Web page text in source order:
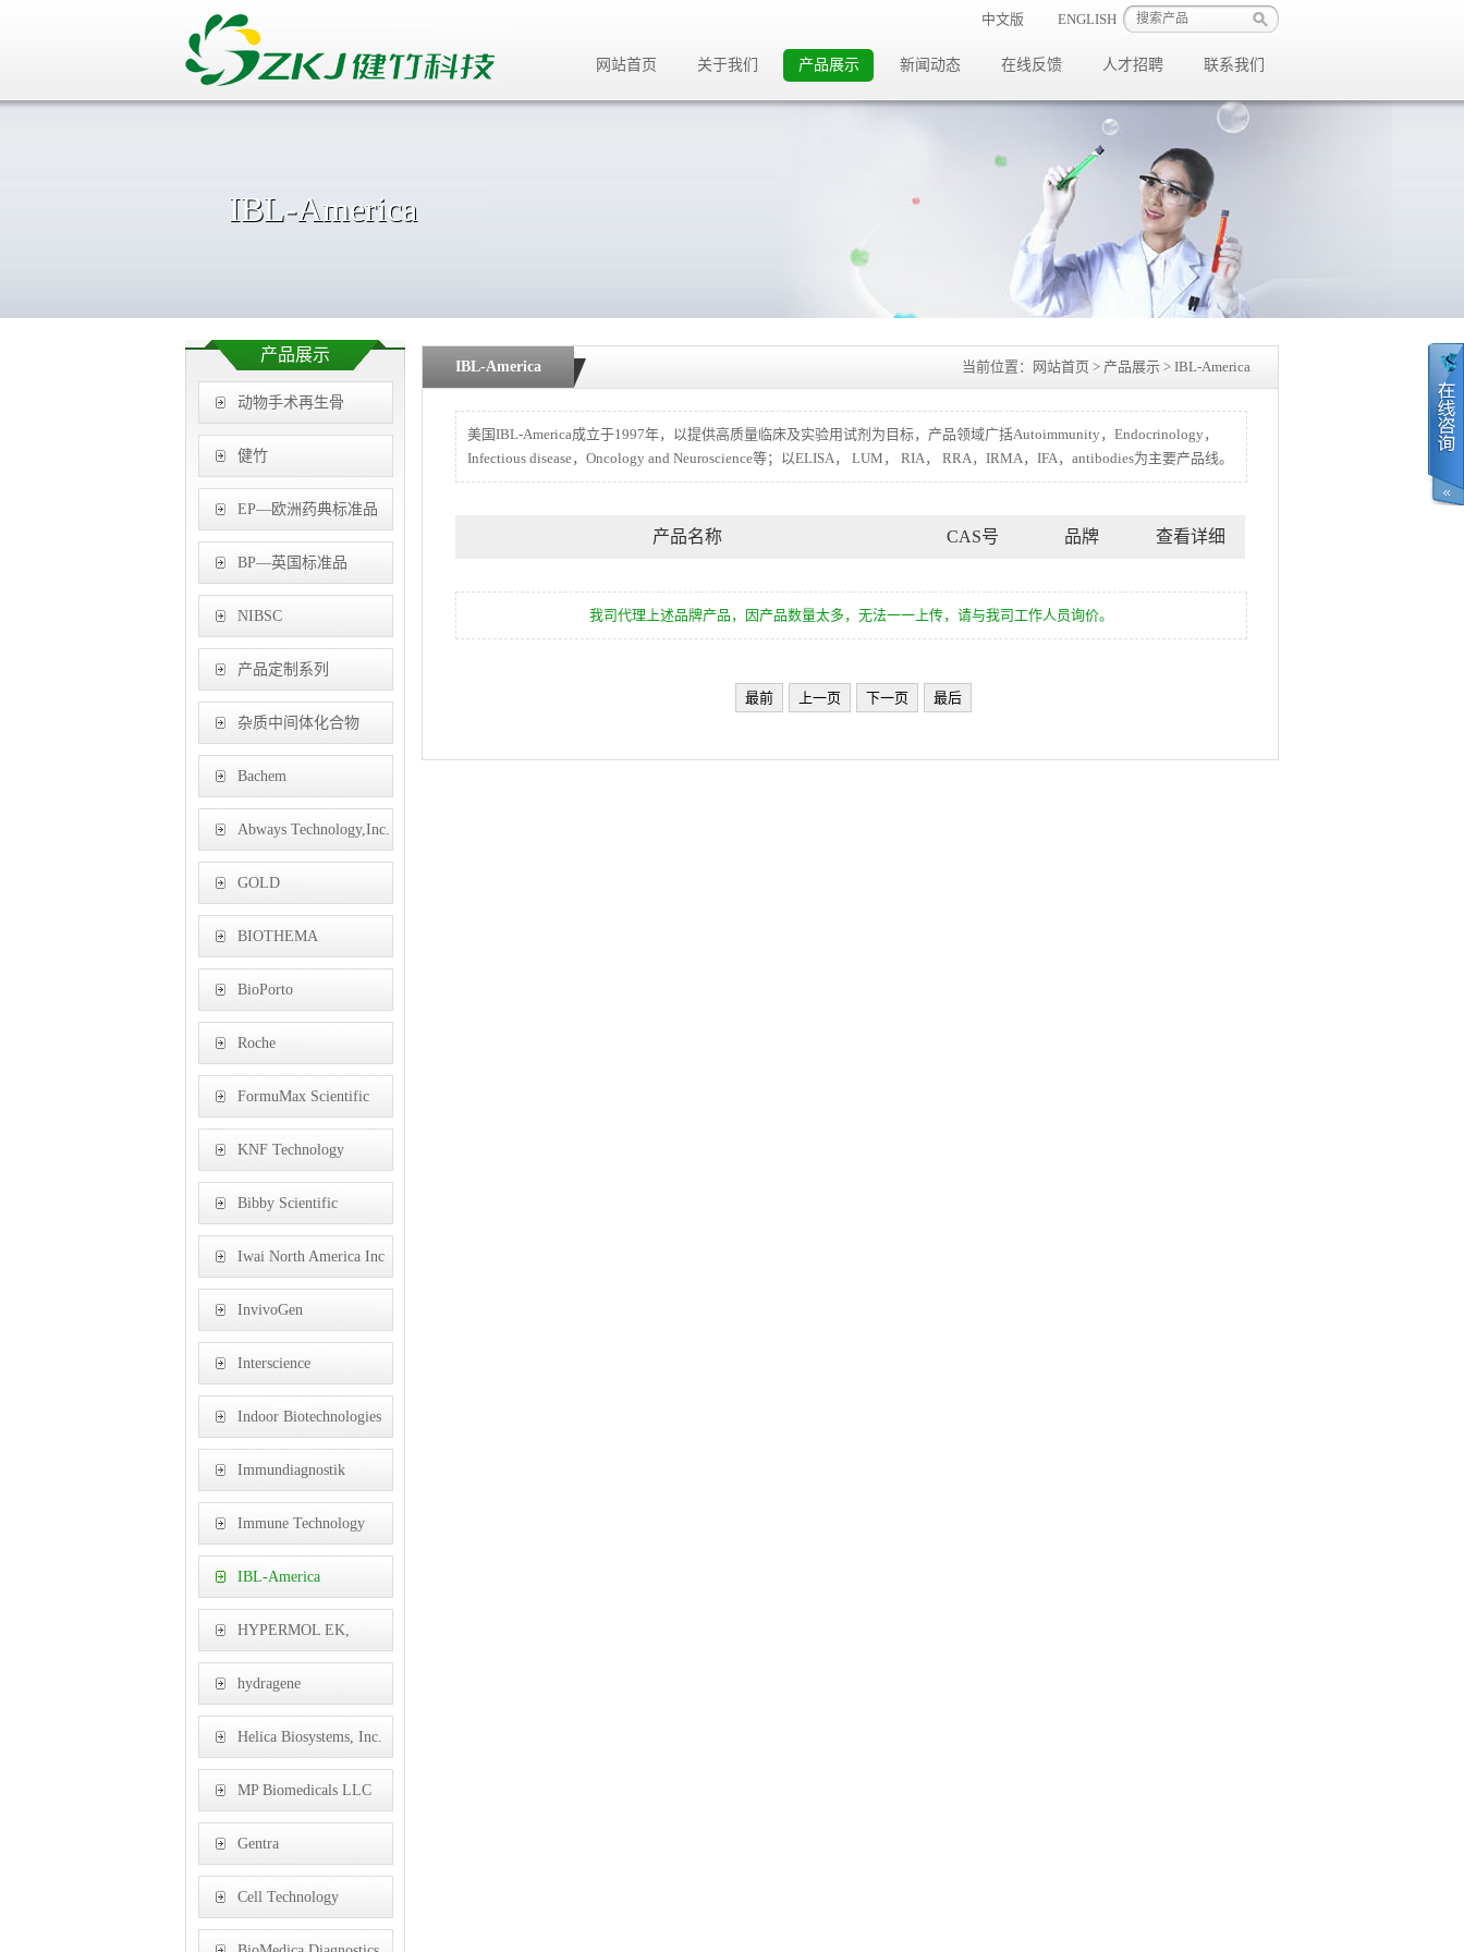
中文版 ENGLISH
网站首页 关于我们 产品展示 新闻动态 在线反馈 人才招聘 联系我们
IBL-America
产品展示
动物手术再生骨
健竹
EP—欧洲药典标准品
BP—英国标准品
NIBSC
产品定制系列
杂质中间体化合物
Bachem
Abways Technology,Inc.
GOLD
BIOTHEMA
BioPorto
Roche
FormuMax Scientific
KNF Technology
Bibby Scientific
Iwai North America Inc
InvivoGen
Interscience
Indoor Biotechnologies
Immundiagnostik
Immune Technology
IBL-America
HYPERMOL EK,
hydragene
Helica Biosystems, Inc.
MP Biomedicals LLC
Gentra
Cell Technology
IBL-America 当前位置： 网站首页 > 产品展示 > IBL-America
美国IBL-America成立于1997年，以提供高质量临床及实验用试剂为目标，产品领域广括Autoimmunity，Endocrinology，
Infectious disease，Oncology and Neuroscience等；以ELISA， LUM， RIA， RRA，IRMA，IFA，antibodies为主要产品线。
产品名称 CAS号 品牌 查看详细
我司代理上述品牌产品，因产品数量太多，无法一一上传，请与我司工作人员询价。
最前 上一页 下一页 最后